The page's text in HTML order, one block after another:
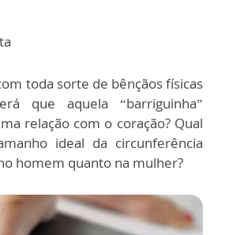
toda sorte de bênçãos físicas
que aquela “barriguinha”
relação com o coração? Qual
ideal da circunferência
homem quanto na mulher?